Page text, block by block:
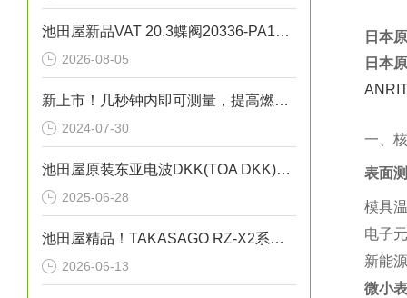
池田屋新品VAT 20.3蝶阀20336-PA14正式发布
2026-08-05
新上市！几秒钟内即可测量，提高燃烧效率！生物质燃料水分仪“HI-700”
2024-07-30
池田屋原装东亚电波DKK(TOA DKK)多用水质计MM-43X
2025-06-28
池田屋精品！TAKASAGO RZ-X2系列双向直流电源 RZ-X2-100K 参数介绍
2026-06-13
日本
日本
一、
表面
模具
电子
新能
微小